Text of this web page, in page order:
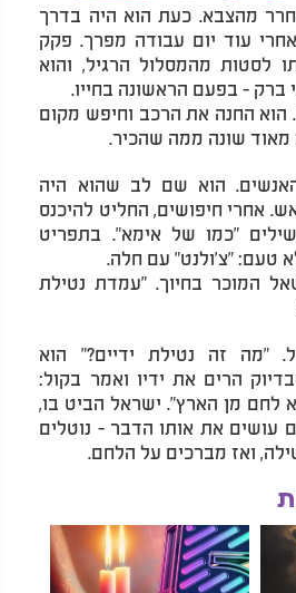
מהצבא. כעת הוא היה בדרך
עוד יום עבודה מפרך. פקק
לסטות מהמסלול הרגיל, והוא
ברק - בפעם הראשונה בחייו.
החנה את הרכב וחיפש מקום
מאוד שונה ממה שהכיר.
האנשים. הוא שם לב שהוא היה
אחרי חיפושים, החליט להיכנס
"כמו של אימא". בתפריט
טעם: "צ'ולנט" עם חלה.
המוכר בחיוך. "עמדת נטילת
"מה זה נטילת ידיים?" הוא
הרים את ידיו ואמר בקול:
לחם מן הארץ". ישראל הביט בו,
עושים את אותו הדבר - נוטלים
ואז מברכים על הלחם.